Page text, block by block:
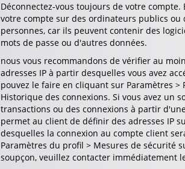
Déconnectez-vous toujours de votre compte.
votre compte sur des ordinateurs publics ou
personnes, car ils peuvent contenir des
mots de passe ou d'autres données.
nous vous recommandons de vérifier au
adresses IP à partir desquelles vous avez
pouvez le faire en cliquant sur Paramètres >
Historique des connexions. Si vous avez un
transactions ou des connexions à partir
permet au client de définir des adresses IP
desquelles la connexion au compte client
Paramètres du profil > Mesures de sécurité
soupçon, veuillez contacter immédiatement